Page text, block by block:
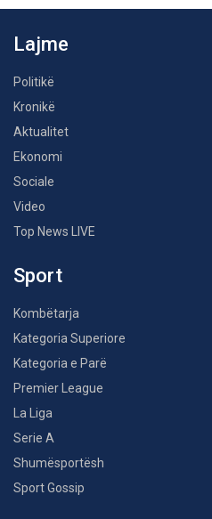
Lajme
Politikë
Kronikë
Aktualitet
Ekonomi
Sociale
Video
Top News LIVE
Sport
Kombëtarja
Kategoria Superiore
Kategoria e Parë
Premier League
La Liga
Serie A
Shumësportësh
Sport Gossip